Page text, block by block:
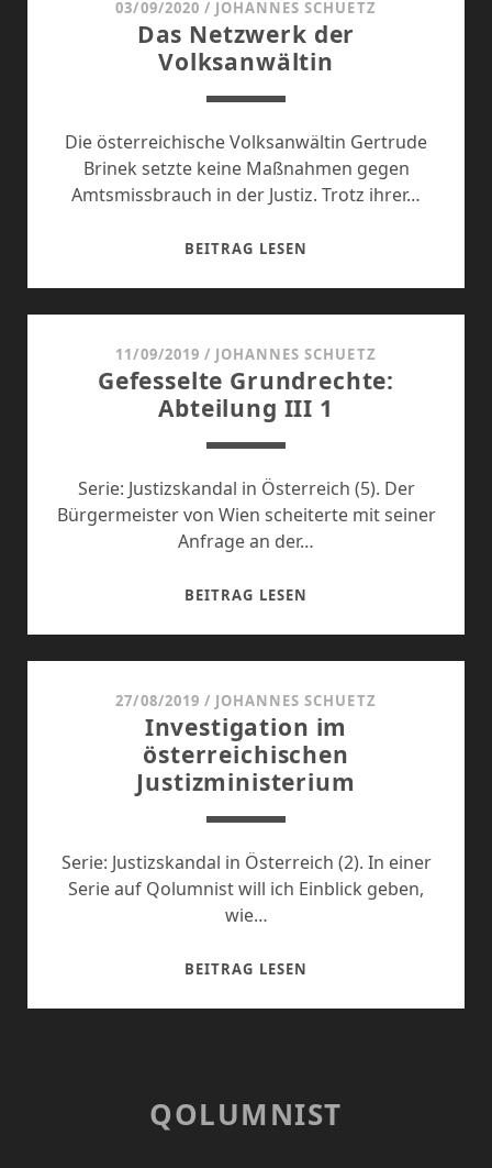
03/09/2020 / JOHANNES SCHUETZ
Das Netzwerk der
Volksanwältin
Die österreichische Volksanwältin Gertrude
Brinek setzte keine Maßnahmen gegen
Amtsmissbrauch in der Justiz. Trotz ihrer…
BEITRAG LESEN
11/09/2019 / JOHANNES SCHUETZ
Gefesselte Grundrechte:
Abteilung III 1
Serie: Justizskandal in Österreich (5). Der
Bürgermeister von Wien scheiterte mit seiner
Anfrage an der…
BEITRAG LESEN
1
27/08/2019 / JOHANNES SCHUETZ
Investigation im
österreichischen
Justizministerium
Serie: Justizskandal in Österreich (2). In einer
Serie auf Qolumnist will ich Einblick geben,
wie…
BEITRAG LESEN
QOLUMNIST